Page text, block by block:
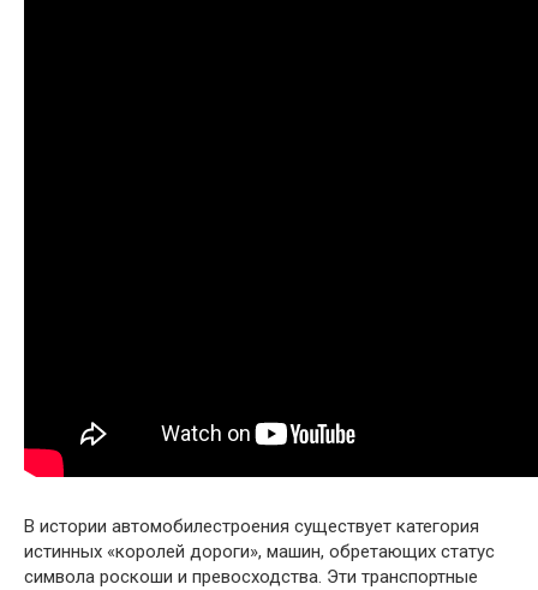
В истории автомобилестроения существует категория
истинных «королей дороги», машин, обретающих статус
символа роскоши и превосходства. Эти транспортные